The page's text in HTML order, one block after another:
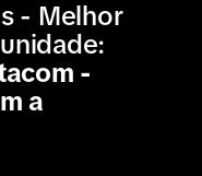
- Melhor
-
a